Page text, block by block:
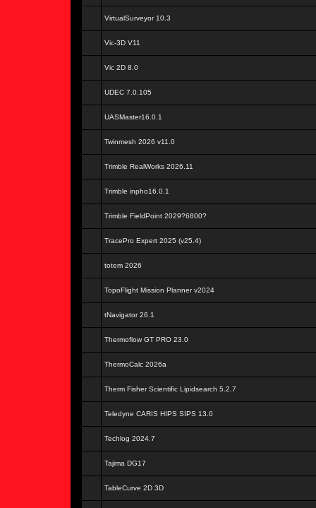
VirtualSurveyor 10.3
Vic-3D V11
Vic 2D 8.0
UDEC 7.0.105
UASMaster16.0.1
Twinmesh 2026 v11.0
Trimble RealWorks 2026.11
Trimble inpho16.0.1
Trimble FieldPoint 2029?6800?
TracePro Expert 2025 (v25.4)
totem 2026
TopoFlight Mission Planner v2024
tNavigator 26.1
Thermoflow GT PRO 23.0
ThermoCalc 2026a
Therm Fisher Scientific Lipidsearch 5.2.7
Teledyne CARIS HIPS SIPS 13.0
Techlog 2024.7
Tajima DG17
TableCurve 2D 3D